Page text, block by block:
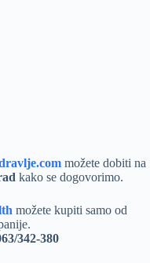
možete dobiti na
kako se dogovorimo.
možete kupiti samo od
342-380